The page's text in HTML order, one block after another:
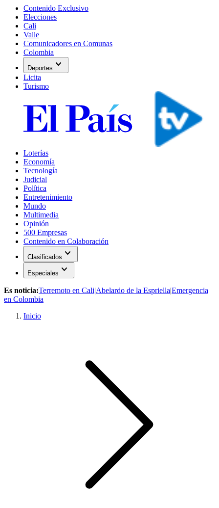
Contenido Exclusivo
Elecciones
Cali
Valle
Comunicadores en Comunas
Colombia
Deportes expand_more
Licita
Turismo
Loterías
Economía
Tecnología
Judicial
Política
Entretenimiento
Mundo
Multimedia
Opinión
500 Empresas
Contenido en Colaboración
Clasificados expand_more
Especiales expand_more
Es noticia:Terremoto en Cali|Abelardo de la Espriella|Emergencia
en Colombia
Inicio